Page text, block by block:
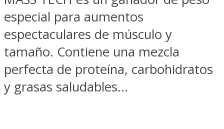
especial para aumentos
espectaculares de músculo y
tamaño. Contiene una mezcla
perfecta de proteína, carbohidratos
y grasas saludables...